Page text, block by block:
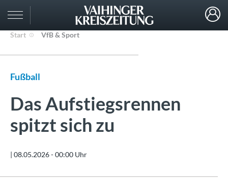
Start VfB & Sport
Fußball
Das Aufstiegsrennen
spitzt sich zu
| 08.05.2026 - 00:00 Uhr